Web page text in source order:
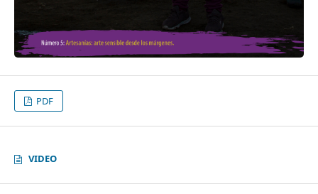
PDF
VIDEO